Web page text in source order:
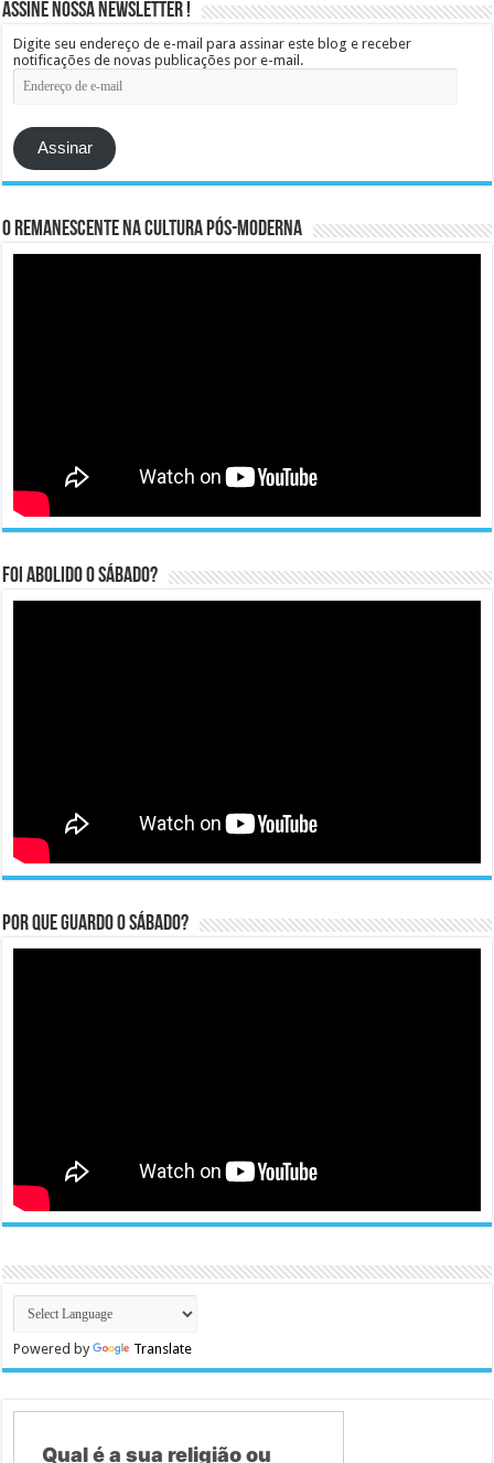
Assine Nossa Newsletter !
Digite seu endereço de e-mail para assinar este blog e receber
notificações de novas publicações por e-mail.
Endereço
de
e-
mail
Assinar
O remanescente na cultura pós-moderna
Foi abolido o sábado?
Por que guardo o Sábado?
Powered by Translate
Qual é a sua religião ou